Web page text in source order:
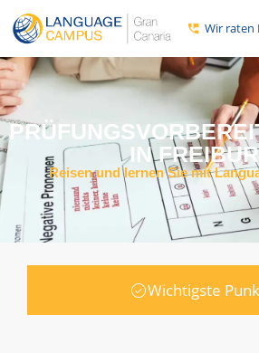
Wir raten
IN
Reisen und lernen Sie mit
Wichtigste